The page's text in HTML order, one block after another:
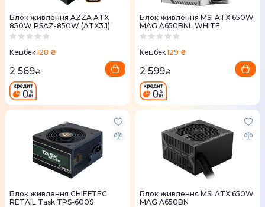
Блок живлення AZZA ATX
850W PSAZ-850W (ATX3.1)
Кешбек128 ₴
2 569₴
Блок живлення MSI ATX 650W
MAG A650BNL WHITE
Кешбек129 ₴
2 599₴
Блок живлення CHIEFTEC
RETAIL Task TPS-600S
Блок живлення MSI ATX 650W
MAG A650BN